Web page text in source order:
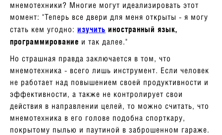
мнемотехники? Многие могут идеализировать этот
момент: "Теперь все двери для меня открыты - я могу
стать кем угодно: изучить иностранный язык,
программирование и так далее."
Но страшная правда заключается в том, что
мнемотехника - всего лишь инструмент. Если человек
не работает над повышением своей продуктивности и
эффективности, а также не контролирует свои
действия в направлении целей, то можно считать, что
мнемотехника в его голове подобна спорткару,
покрытому пылью и паутиной в заброшенном гараже.